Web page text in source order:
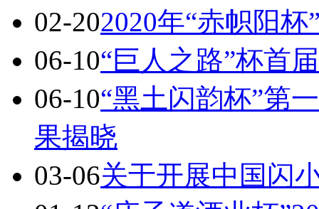
02-202020年“赤帜阳
06-10“巨人之路”杯首
06-10“黑土闪韵杯”第
果揭晓
03-06关于开展中国闪